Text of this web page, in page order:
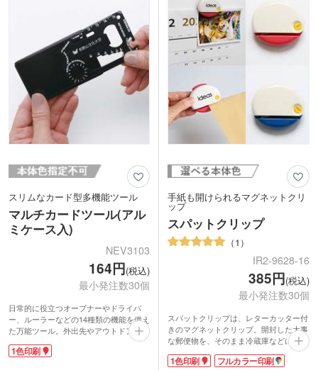
スリムなカード型多機能ツール
マルチカードツール(アル
ミケース入)
NEV3103
164円(税込)
最小発注数30個
日常的に役立つオープナーやドライバ
ー、ルーラーなどの14種類の機能を備え
た万能ツール。外出先やアウトドアで栓
抜きがない時にも、役立つアイテムで
す。カードサイズで財布やポケットに収
1色印刷
手紙も開けられるマグネットクリ
ップ
スパットクリップ
1
IR2-9628-16
385円(税込)
最小発注数30個
スパットクリップは、レターカッター付
きのマグネットクリップ。開封した大事
な郵便物を、そのまま冷蔵庫などに貼っ
ておける便利グッズです。クリップは大
きめで挟みやすく使い勝手抜群。レター
1色印刷 フルカラー印刷